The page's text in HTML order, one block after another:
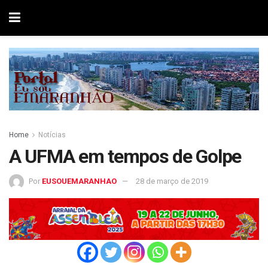
Home Notícias
A UFMA em tempos de Golpe
Por EUSOUEMARANHAO 28 de março de 2019